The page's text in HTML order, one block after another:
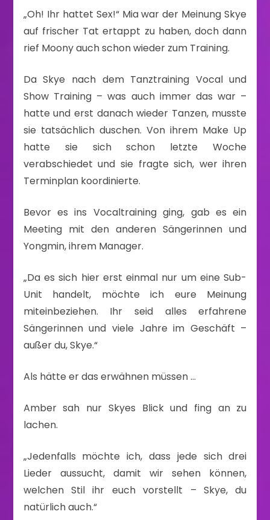
„Oh! Ihr hattet Sex!“ Mia war der Meinung Skye
auf frischer Tat ertappt zu haben, doch dann
rief Moony auch schon wieder zum Training.
Da Skye nach dem Tanztraining Vocal und
Show Training – was auch immer das war –
hatte und erst danach wieder Tanzen, musste
sie tatsächlich duschen. Von ihrem Make Up
hatte sie sich schon letzte Woche
verabschiedet und sie fragte sich, wer ihren
Terminplan koordinierte.
Bevor es ins Vocaltraining ging, gab es ein
Meeting mit den anderen Sängerinnen und
Yongmin, ihrem Manager.
„Da es sich hier erst einmal nur um eine Sub-
Unit handelt, möchte ich eure Meinung
miteinbeziehen. Ihr seid alles erfahrene
Sängerinnen und viele Jahre im Geschäft –
außer du, Skye.“
Als hätte er das erwähnen müssen …
Amber sah nur Skyes Blick und fing an zu
lachen.
„Jedenfalls möchte ich, dass jede sich drei
Lieder aussucht, damit wir sehen können,
welchen Stil ihr euch vorstellt – Skye, du
natürlich auch.“